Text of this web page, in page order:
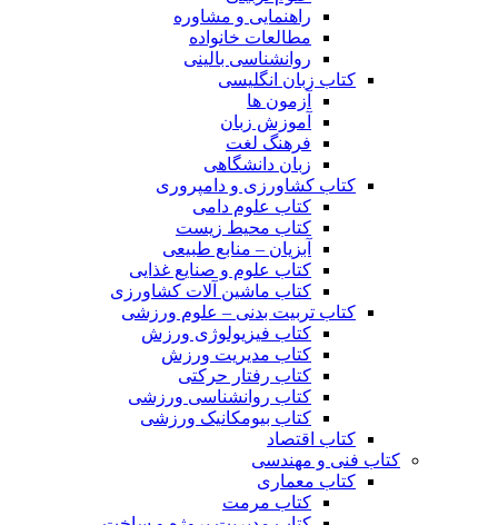
راهنمایی و مشاوره
مطالعات خانواده
روانشناسی بالینی
کتاب زبان انگلیسی
آزمون ها
آموزش زبان
فرهنگ لغت
زبان دانشگاهی
کتاب کشاورزی و دامپروری
کتاب علوم دامی
کتاب محیط زیست
آبزیان – منابع طبیعی
کتاب علوم و صنایع غذایی
کتاب ماشین آلات کشاورزی
کتاب تربیت بدنی – علوم ورزشی
کتاب فیزیولوژی ورزش
کتاب مدیریت ورزش
کتاب رفتار حرکتی
کتاب روانشناسی ورزشی
کتاب بیومکانیک ورزشی
کتاب اقتصاد
کتاب فنی و مهندسی
کتاب معماری
کتاب مرمت